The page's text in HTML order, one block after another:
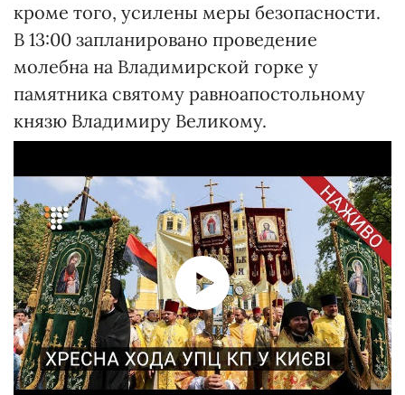
кроме того, усилены меры безопасности.
В 13:00 запланировано проведение
молебна на Владимирской горке у
памятника святому равноапостольному
князю Владимиру Великому.